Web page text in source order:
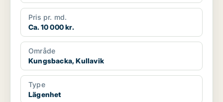
Pris pr. md.
Ca. 10 000 kr.
Område
Kungsbacka, Kullavik
Type
Lägenhet